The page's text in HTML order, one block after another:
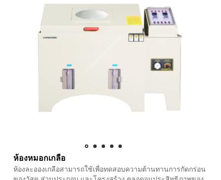
ห้องหมอกเกลือ
ห้องละอองเกลือสามารถใช้เพื่อทดสอบความต้านทานการกัดกร่อน